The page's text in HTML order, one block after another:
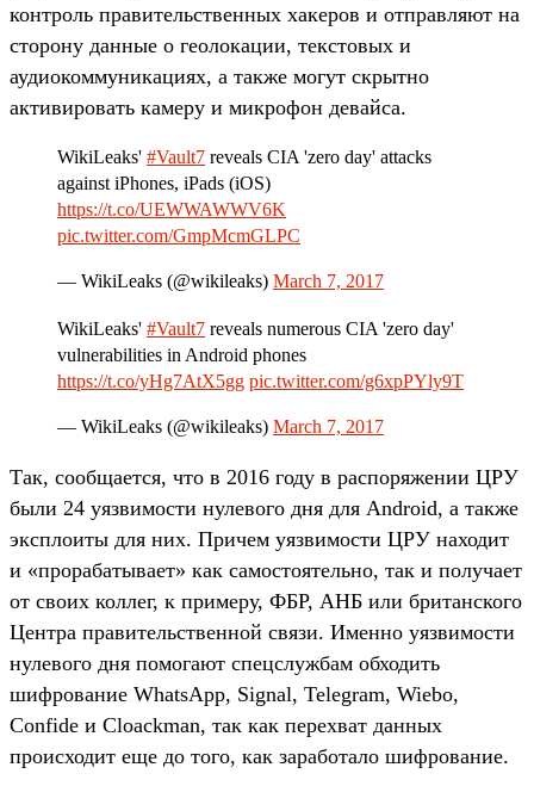
контроль правительственных хакеров и отправляют на
сторону данные о геолокации, текстовых и
аудиокоммуникациях, а также могут скрытно
активировать камеру и микрофон девайса.
WikiLeaks' #Vault7 reveals CIA 'zero day' attacks
against iPhones, iPads (iOS)
https://t.co/UEWWAWWV6K
pic.twitter.com/GmpMcmGLPC
— WikiLeaks (@wikileaks) March 7, 2017
WikiLeaks' #Vault7 reveals numerous CIA 'zero day'
vulnerabilities in Android phones
https://t.co/yHg7AtX5gg pic.twitter.com/g6xpPYly9T
— WikiLeaks (@wikileaks) March 7, 2017
Так, сообщается, что в 2016 году в распоряжении ЦРУ
были 24 уязвимости нулевого дня для Android, а также
эксплоиты для них. Причем уязвимости ЦРУ находит
и «прорабатывает» как самостоятельно, так и получает
от своих коллег, к примеру, ФБР, АНБ или британского
Центра правительственной связи. Именно уязвимости
нулевого дня помогают спецслужбам обходить
шифрование WhatsApp, Signal, Telegram, Wiebo,
Confide и Cloackman, так как перехват данных
происходит еще до того, как заработало шифрование.